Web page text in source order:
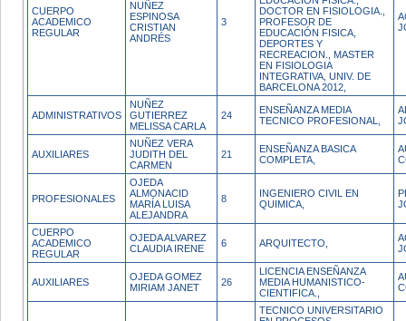
CUERPO
ACADEMICO
REGULAR
NUÑEZ
ESPINOSA
CRISTIAN
ANDRÉS
3
DOCTOR EN FISIOLOGIA.,
PROFESOR DE
EDUCACIÓN FISICA,
DEPORTES Y
RECREACION., MASTER
EN FISIOLOGIA
INTEGRATIVA, UNIV. DE
BARCELONA 2012,
ADMINISTRATIVOS
NUÑEZ
GUTIERREZ
MELISSA CARLA
24
ENSEÑANZA MEDIA
TECNICO PROFESIONAL,
AUXILIARES
NUÑEZ VERA
JUDITH DEL
CARMEN
21
ENSEÑANZA BASICA
COMPLETA,
PROFESIONALES
OJEDA
ALMONACID
MARÍA LUISA
ALEJANDRA
8
INGENIERO CIVIL EN
QUIMICA,
CUERPO
ACADEMICO
REGULAR
OJEDA ALVAREZ
CLAUDIA IRENE
6 ARQUITECTO,
AUXILIARES
OJEDA GOMEZ
MIRIAM JANET
26
LICENCIA ENSEÑANZA
MEDIA HUMANISTICO-
CIENTIFICA.,
TECNICO UNIVERSITARIO